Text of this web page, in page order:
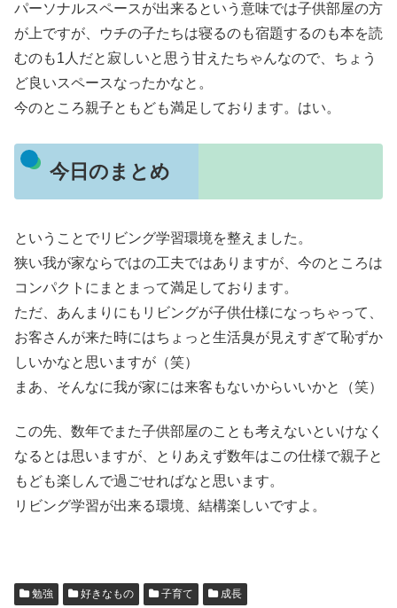
パーソナルスペースが出来るという意味では子供部屋の方
が上ですが、ウチの子たちは寝るのも宿題するのも本を読
むのも1人だと寂しいと思う甘えたちゃんなので、ちょう
ど良いスペースなったかなと。
今のところ親子ともども満足しております。はい。
今日のまとめ
ということでリビング学習環境を整えました。
狭い我が家ならではの工夫ではありますが、今のところは
コンパクトにまとまって満足しております。
ただ、あんまりにもリビングが子供仕様になっちゃって、
お客さんが来た時にはちょっと生活臭が見えすぎて恥ずか
しいかなと思いますが（笑）
まあ、そんなに我が家には来客もないからいいかと（笑）
この先、数年でまた子供部屋のことも考えないといけなく
なるとは思いますが、とりあえず数年はこの仕様で親子と
もども楽しんで過ごせればなと思います。
リビング学習が出来る環境、結構楽しいですよ。
勉強 好きなもの 子育て 成長